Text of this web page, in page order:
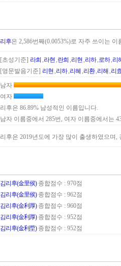
리후은 2,586번째(0.0053%)로 자주 쓰이는
[초성기준] 라희 ,라현 ,란희 ,리현 ,리하,로하,리
[영문발음기준] 리현 ,리하,리혜 ,리환,리해 ,리
남자
여자
리후은 86.89% 남성적인 이름입니다.
남자 이름중에서 285번, 여자 이름중에서는
리후은 2019년도에 가장 많이 출생하였으며
김리후(金里侯)종합점수 : 970점
김리후(金里侯)종합점수 : 962점
김리후(金利厚)종합점수 : 960점
김리후(金利厚)종합점수 : 952점
김리후(金利垕)종합점수 : 952점